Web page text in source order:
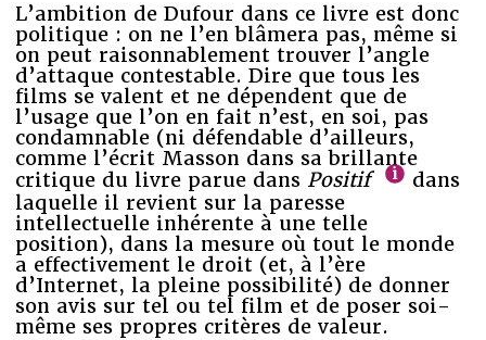
L’ambition de Dufour dans ce livre est donc
politique : on ne l’en blâmera pas, même si
on peut raisonnablement trouver l’angle
d’attaque contestable. Dire que tous les
films se valent et ne dépendent que de
l’usage que l’on en fait n’est, en soi, pas
condamnable (ni défendable d’ailleurs,
comme l’écrit Masson dans sa brillante
critique du livre parue dans Positif
dans
laquelle il revient sur la paresse
intellectuelle inhérente à une telle
position), dans la mesure où tout le monde
a effectivement le droit (et, à l’ère
d’Internet, la pleine possibilité) de donner
son avis sur tel ou tel film et de poser soi-
même ses propres critères de valeur.